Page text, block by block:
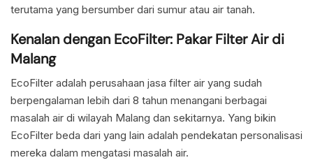
terutama yang bersumber dari sumur atau air tanah.
Kenalan dengan EcoFilter: Pakar Filter Air di
Malang
EcoFilter adalah perusahaan jasa filter air yang sudah
berpengalaman lebih dari 8 tahun menangani berbagai
masalah air di wilayah Malang dan sekitarnya. Yang bikin
EcoFilter beda dari yang lain adalah pendekatan personalisasi
mereka dalam mengatasi masalah air.